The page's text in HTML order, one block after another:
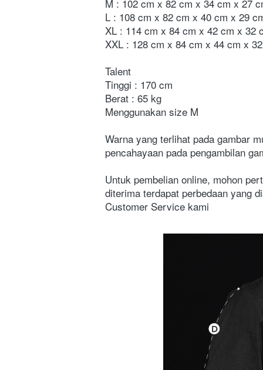
M : 102 cm x 82 cm x 34 cm x 27
L : 108 cm x 82 cm x 40 cm x 29
XL : 114 cm x 84 cm x 42 cm x 32
XXL : 128 cm x 84 cm x 44 cm x
Talent
Tinggi : 170 cm
Berat : 65 kg
Menggunakan size M
Warna yang terlihat pada gambar
pencahayaan pada pengambilan
Untuk pembelian online, mohon
diterima terdapat perbedaan yang
Customer Service kami